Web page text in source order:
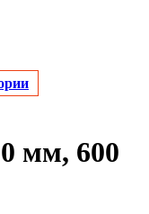
мм, 600